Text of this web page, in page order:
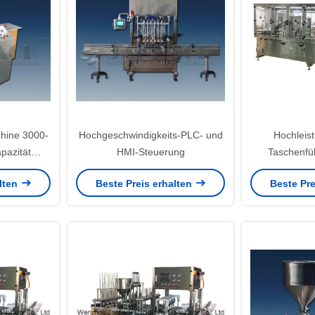
3000-
250.C
Hochgeschwindigkeits-PLC- und
HMI-Steuerung
Beste Preis erhalten
Versiegeln
Beste